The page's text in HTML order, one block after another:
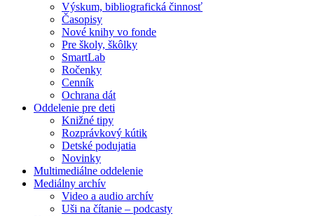
Výskum, bibliografická činnosť
Časopisy
Nové knihy vo fonde
Pre školy, škôlky
SmartLab
Ročenky
Cenník
Ochrana dát
Oddelenie pre deti
Knižné tipy
Rozprávkový kútik
Detské podujatia
Novinky
Multimediálne oddelenie
Mediálny archív
Video a audio archív
Uši na čítanie – podcasty